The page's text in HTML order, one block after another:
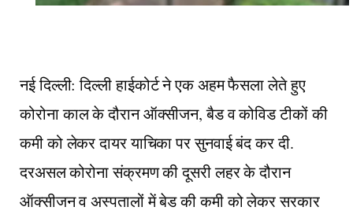
नई दिल्ली: दिल्ली हाईकोर्ट ने एक अहम फैसला लेते हुए
कोरोना काल के दौरान ऑक्सीजन, बैड व कोविड टीकों की
कमी को लेकर दायर याचिका पर सुनवाई बंद कर दी.
दरअसल कोरोना संक्रमण की दूसरी लहर के दौरान
ऑक्सीजन व अस्पतालों में बेड की कमी को लेकर सरकार